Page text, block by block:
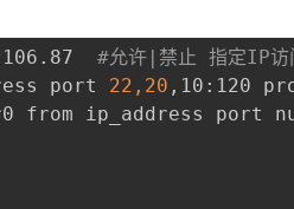
#允许|禁止 指定IP访
port 22,20 ,10:120
from ip_address port